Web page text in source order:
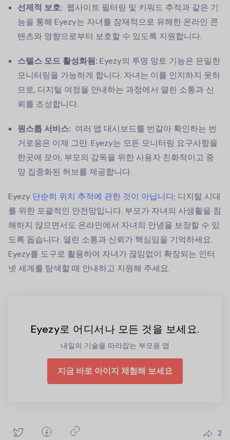
선제적 보호: 웹사이트 필터링 및 키워드 추적과 같은 기
능을 통해 Eyezy는 자녀를 잠재적으로 유해한 온라인 콘
텐츠와 영향으로부터 보호할 수 있도록 지원합니다.
스텔스 모드 활성화됨: Eyezy의 투명 망토 기능은 은밀한
모니터링을 가능하게 합니다. 자녀는 이를 인지하지 못하
므로, 디지털 여정을 안내하는 과정에서 열린 소통과 신
뢰를 조성합니다.
원스톱 서비스: 여러 앱 대시보드를 번갈아 확인하는 번
거로움은 이제 그만. Eyezy는 모든 모니터링 요구사항을
한곳에 모아, 부모의 감독을 위한 사용자 친화적이고 중
앙 집중화된 허브를 제공합니다.
Eyezy 단순히 위치 추적에 관한 것이 아닙니다; 디지털 시대
를 위한 포괄적인 안전망입니다. 부모가 자녀의 사생활을 침
해하지 않으면서도 온라인에서 자녀의 안녕을 보장할 수 있
도록 돕습니다. 열린 소통과 신뢰가 핵심임을 기억하세요.
Eyezy를 도구로 활용하여 자녀가 끊임없이 확장되는 인터
넷 세계를 탐색할 때 안내하고 지원해 주세요.
Eyezy로 어디서나 모든 것을 보세요.
내일의 기술을 따라잡는 부모용 앱
지금 바로 아이지 체험해 보세요
2